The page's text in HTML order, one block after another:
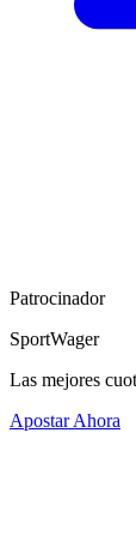
Patrocinador
SportWager
Las mejores
Apostar Ahora